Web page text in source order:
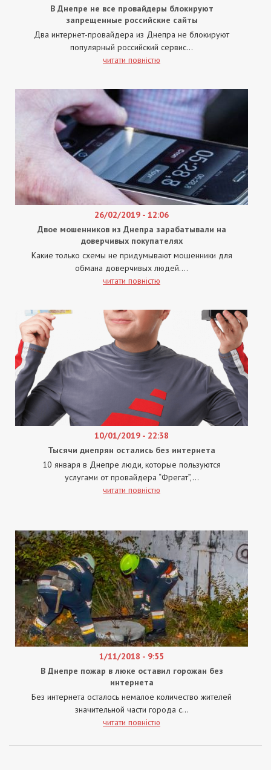
В Днепре не все провайдеры блокируют
запрещенные российские сайты
Два интернет-провайдера из Днепра не блокируют
популярный российский сервис...
читати повністю
26/02/2019 - 12:06
Двое мошенников из Днепра зарабатывали на
доверчивых покупателях
Какие только схемы не придумывают мошенники для
обмана доверчивых людей....
читати повністю
10/01/2019 - 22:38
Тысячи днепрян остались без интернета
10 января в Днепре люди, которые пользуются
услугами от провайдера “Фрегат”,...
читати повністю
1/11/2018 - 9:55
В Днепре пожар в люке оставил горожан без
интернета
Без интернета осталось немалое количество жителей
значительной части города с...
читати повністю